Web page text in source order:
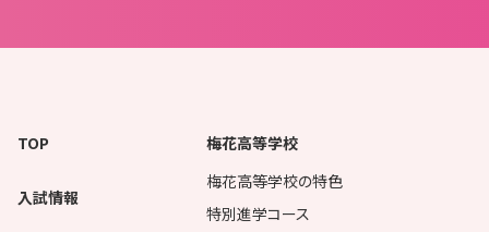
TOP
入試情報
梅花高等学校
梅花高等学校の特色
特別進学コース